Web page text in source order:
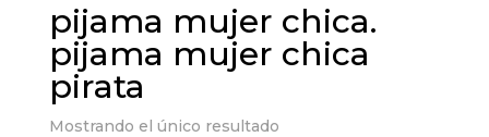
pijama mujer chica.
pijama mujer chica
pirata
Mostrando el único resultado